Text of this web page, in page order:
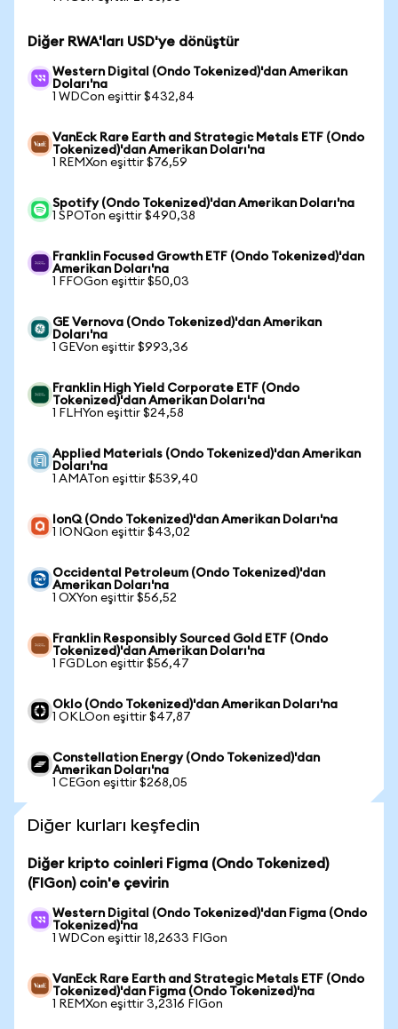
Diğer RWA'ları USD'ye dönüştür
Western Digital (Ondo Tokenized)'dan Amerikan
Doları'na
1 WDCon eşittir $432,84
VanEck Rare Earth and Strategic Metals ETF (Ondo
Tokenized)'dan Amerikan Doları'na
1 REMXon eşittir $76,59
Spotify (Ondo Tokenized)'dan Amerikan Doları'na
1 SPOTon eşittir $490,38
Franklin Focused Growth ETF (Ondo Tokenized)'dan
Amerikan Doları'na
1 FFOGon eşittir $50,03
GE Vernova (Ondo Tokenized)'dan Amerikan
Doları'na
1 GEVon eşittir $993,36
Franklin High Yield Corporate ETF (Ondo
Tokenized)'dan Amerikan Doları'na
1 FLHYon eşittir $24,58
Applied Materials (Ondo Tokenized)'dan Amerikan
Doları'na
1 AMATon eşittir $539,40
IonQ (Ondo Tokenized)'dan Amerikan Doları'na
1 IONQon eşittir $43,02
Occidental Petroleum (Ondo Tokenized)'dan
Amerikan Doları'na
1 OXYon eşittir $56,52
Franklin Responsibly Sourced Gold ETF (Ondo
Tokenized)'dan Amerikan Doları'na
1 FGDLon eşittir $56,47
Oklo (Ondo Tokenized)'dan Amerikan Doları'na
1 OKLOon eşittir $47,87
Constellation Energy (Ondo Tokenized)'dan
Amerikan Doları'na
1 CEGon eşittir $268,05
Diğer kurları keşfedin
Diğer kripto coinleri Figma (Ondo Tokenized)
(FIGon) coin'e çevirin
Western Digital (Ondo Tokenized)'dan Figma (Ondo
Tokenized)'na
1 WDCon eşittir 18,2633 FIGon
VanEck Rare Earth and Strategic Metals ETF (Ondo
Tokenized)'dan Figma (Ondo Tokenized)'na
1 REMXon eşittir 3,2316 FIGon